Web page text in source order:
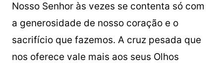
Nosso Senhor às vezes se contenta só com
a generosidade de nosso coração e o
sacrifício que fazemos. A cruz pesada que
nos oferece vale mais aos seus Olhos